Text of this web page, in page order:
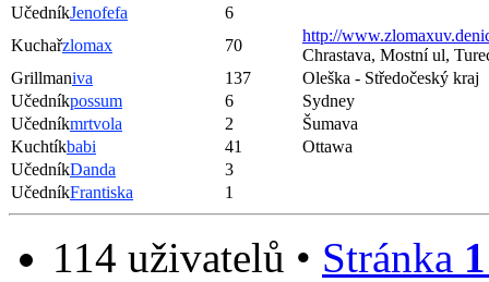
UčedníkJenofefa
6
Kuchařzlomax 70
http://
Chrastava, Mostní ul,
Grillmaniva 137
Oleška - Středočeský kraj
Učedníkpossum 6
Sydney
Učedníkmrtvola 2
Šumava
Kuchtíkbabi 41
Ottawa
UčedníkDanda
3
UčedníkFrantiska 1
114 uživatelů • Stránka 1